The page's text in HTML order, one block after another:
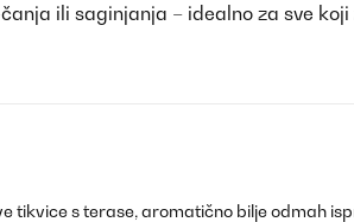
ili saginjanja – idealno za sve
tikvice s terase, aromatično bilje odmah